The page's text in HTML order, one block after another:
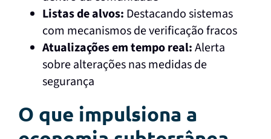
Listas de alvos: Destacando sistemas
com mecanismos de verificação fracos
Atualizações em tempo real:Alerta
sobre alterações nas medidas de
segurança
O que impulsiona a